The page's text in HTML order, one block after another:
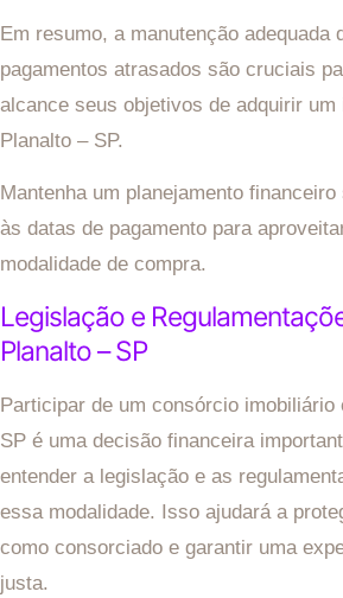
Em resumo, a manutenção adequada
pagamentos atrasados são cruciais
alcance seus objetivos de adquirir
Planalto – SP.
Mantenha um planejamento
às datas de pagamento para
modalidade de compra.
Legislação e
Planalto – SP
Participar de um consórcio imobiliário
SP é uma decisão financeira
entender a legislação e as
essa modalidade. Isso ajudará a
como consorciado e garantir uma
justa.